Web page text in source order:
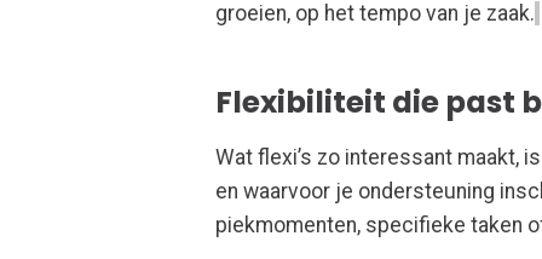
groeien, op het tempo van je zaak.
Flexibiliteit die past
Wat flexi’s zo interessant maakt,
en waarvoor je ondersteuning
piekmomenten, specifieke taken